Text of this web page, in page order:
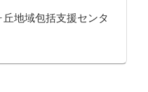
地域包括支援センタ